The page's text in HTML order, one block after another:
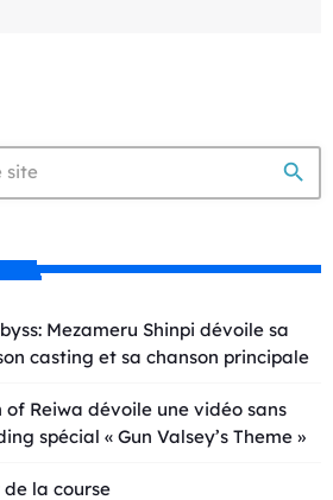
search
Mezameru Shinpi dévoile sa
casting et sa chanson principale
of Reiwa dévoile une vidéo sans
spécial « Gun Valsey’s Theme »
la course